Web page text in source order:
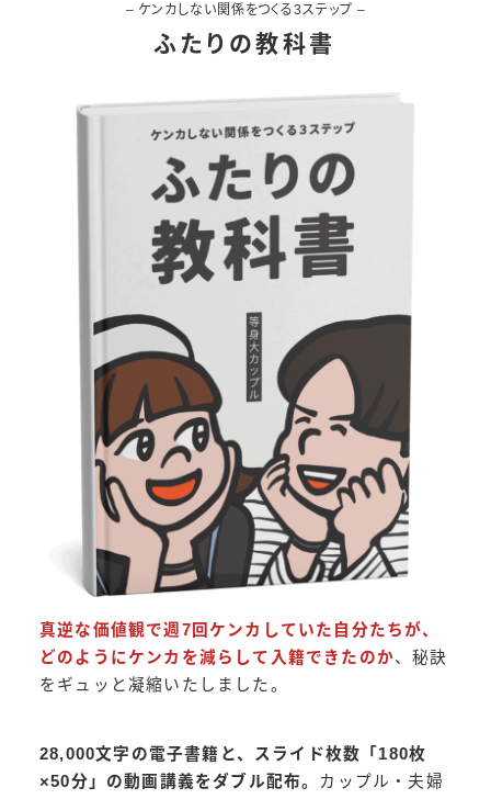
– ケンカしない関係をつくる3ステップ –
ふたりの教科書
真逆な価値観で週7回ケンカしていた自分たちが、
どのようにケンカを減らして入籍できたのか、秘訣
をギュッと凝縮いたしました。
28,000文字の電子書籍と、スライド枚数「180枚
×50分」の動画講義をダブル配布。 カップル・夫婦